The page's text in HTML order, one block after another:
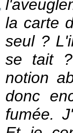
la carte
seul ?
se tait
notion
donc
fumée.